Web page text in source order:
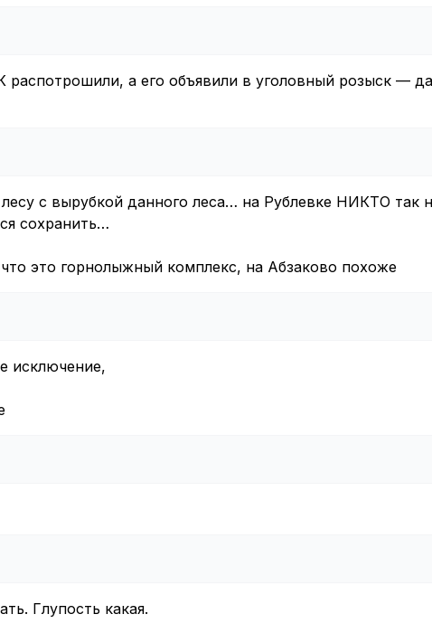
распотрошили, а его объявили в уголовный розыск —
с вырубкой данного леса… на Рублевке НИКТО так
сохранить…
это горнолыжный комплекс, на Абзаково похоже
исключение,
Глупость какая.